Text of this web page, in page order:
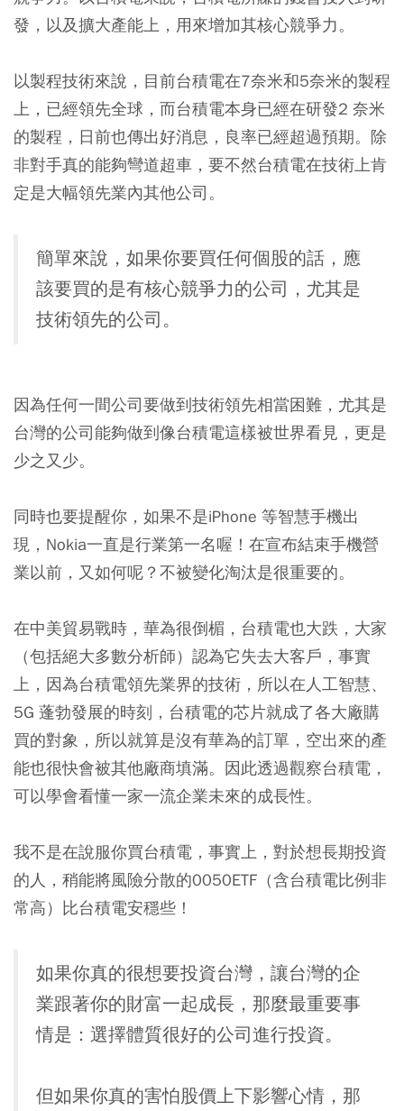
發，以及擴大產能上，用來增加其核心競爭力。
以製程技術來說，目前台積電在7奈米和5奈米的製程
上，已經領先全球，而台積電本身已經在研發2 奈米
的製程，日前也傳出好消息，良率已經超過預期。除
非對手真的能夠彎道超車，要不然台積電在技術上肯
定是大幅領先業內其他公司。
簡單來說，如果你要買任何個股的話，應
該要買的是有核心競爭力的公司，尤其是
技術領先的公司。
因為任何一間公司要做到技術領先相當困難，尤其是
台灣的公司能夠做到像台積電這樣被世界看見，更是
少之又少。
同時也要提醒你，如果不是iPhone 等智慧手機出
現，Nokia一直是行業第一名喔！在宣布結束手機營
業以前，又如何呢？不被變化淘汰是很重要的。
在中美貿易戰時，華為很倒楣，台積電也大跌，大家
（包括絕大多數分析師）認為它失去大客戶，事實
上，因為台積電領先業界的技術，所以在人工智慧、
5G 蓬勃發展的時刻，台積電的芯片就成了各大廠購
買的對象，所以就算是沒有華為的訂單，空出來的產
能也很快會被其他廠商填滿。因此透過觀察台積電，
可以學會看懂一家一流企業未來的成長性。
我不是在說服你買台積電，事實上，對於想長期投資
的人，稍能將風險分散的0050ETF（含台積電比例非
常高）比台積電安穩些！
如果你真的很想要投資台灣，讓台灣的企
業跟著你的財富一起成長，那麼最重要事
情是：選擇體質很好的公司進行投資。
但如果你真的害怕股價上下影響心情，那